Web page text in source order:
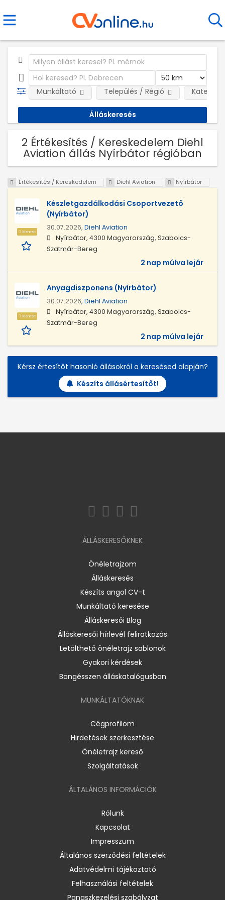
Munkáltató Település / Régió
2 Értékesítés / Kereskedelem Diehl
Aviation állás Nyírbátor régióban
Értékesítés / Kereskedelem Diehl Aviation Nyírbátor
Kiemelt
Készletgazdálkodási Csoportvezető
(Nyírbátor)
30.07.2026, Diehl Aviation
Nyírbátor, 4300 Magyarország, Szabolcs-
Szatmár-Bereg
2 nap múlva lejár
Kiemelt
Anyagdiszponens (Nyírbátor)
30.07.2026, Diehl Aviation
Nyírbátor, 4300 Magyarország, Szabolcs-
Szatmár-Bereg
2 nap múlva lejár
Kérsz értesítőt hasonló állásokról a keresésed alapján?
Készíts állásértesítőt!
ÁLLÁSKERESŐKNEK
Önéletrajzom
Álláskeresés
Készíts angol CV-t
Munkáltató keresése
Álláskeresői Blog
Álláskeresői hírlevél feliratkozás
Letölthető önéletrajz sablonok
Gyakori kérdések
Böngésszen álláskatalógusban
MUNKÁLTATÓKNAK
Cégprofilom
Hirdetések szerkesztése
Önéletrajz kereső
Szolgáltatások
ÁLTALÁNOS INFORMÁCIÓK
Rólunk
Kapcsolat
Impresszum
Általános szerződési feltételek
Adatvédelmi tájékoztató
Felhasználási feltételek
Panaszkezelési szabályzat